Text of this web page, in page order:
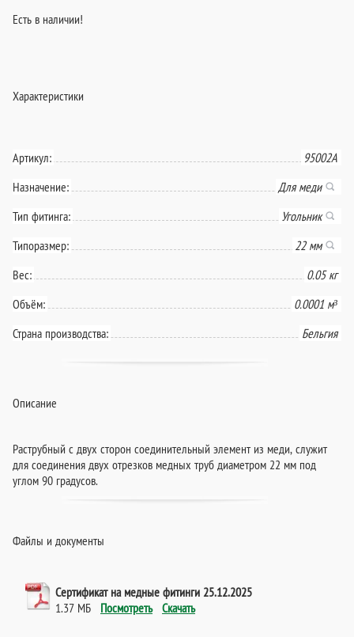
Есть в наличии!
Характеристики
Артикул:
95002А
Назначение:
Для меди
Тип фитинга:
Угольник
Типоразмер:
22 мм
Вес:
0.05 кг
Объём:
0.0001 м³
Страна производства:
Бельгия
Описание
Раструбный с двух сторон соединительный элемент из меди, служит
для соединения двух отрезков медных труб диаметром 22 мм под
углом 90 градусов.
Файлы и документы
Сертификат на медные фитинги 25.12.2025
1.37 МБ Посмотреть Скачать